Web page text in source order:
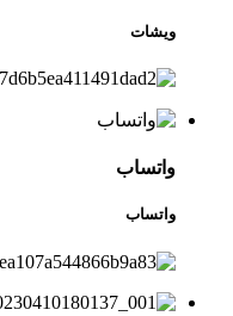
ويشات
واتساب
واتساب